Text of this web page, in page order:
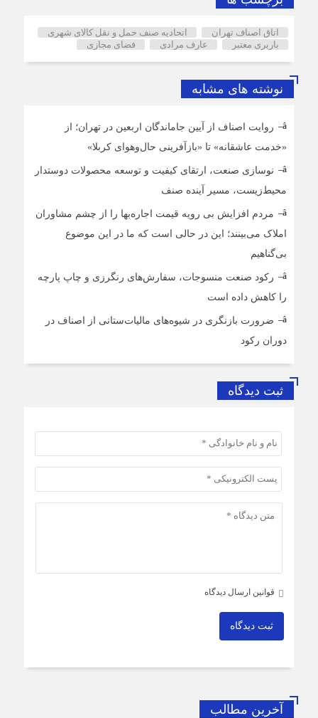
اتاق اصناف تهران
اتحادیه صنف حمل و نقل کالای شهری
باربری معتبر
عارف مرادی فضای مجازی
نوشته های مشابه
روایت اصناف از آیین جاماندگان اربعین در تهران؛ از
«خدمت عاشقانه» تا «بازآفرینی حال‌وهوای کربلا»
نوسازی صنعت، ارتقای کیفیت و توسعه محصولات دوستدار
محیط‌زیست، مسیر آینده صنف
مردم افزایش بی رویه قیمت اجاره‌بها را از چشم مشاوران
املاک می‌بینند؛ این در حالی است که ما در این موضوع
بی‌گناهیم
رکود صنعت منسوجات، سفارش‌های رنگرزی و چاپ پارچه
را کاهش داده است
ضرورت بازنگری در شیوه‌های مالیات‌ستانی از اصناف در
دوران رکود
ثبت دیدگاه
قوانین ارسال دیدگاه
ثبت دیدگاه
آخرین مطالب